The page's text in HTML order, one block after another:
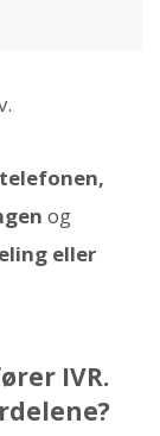
og
eller
IVR.